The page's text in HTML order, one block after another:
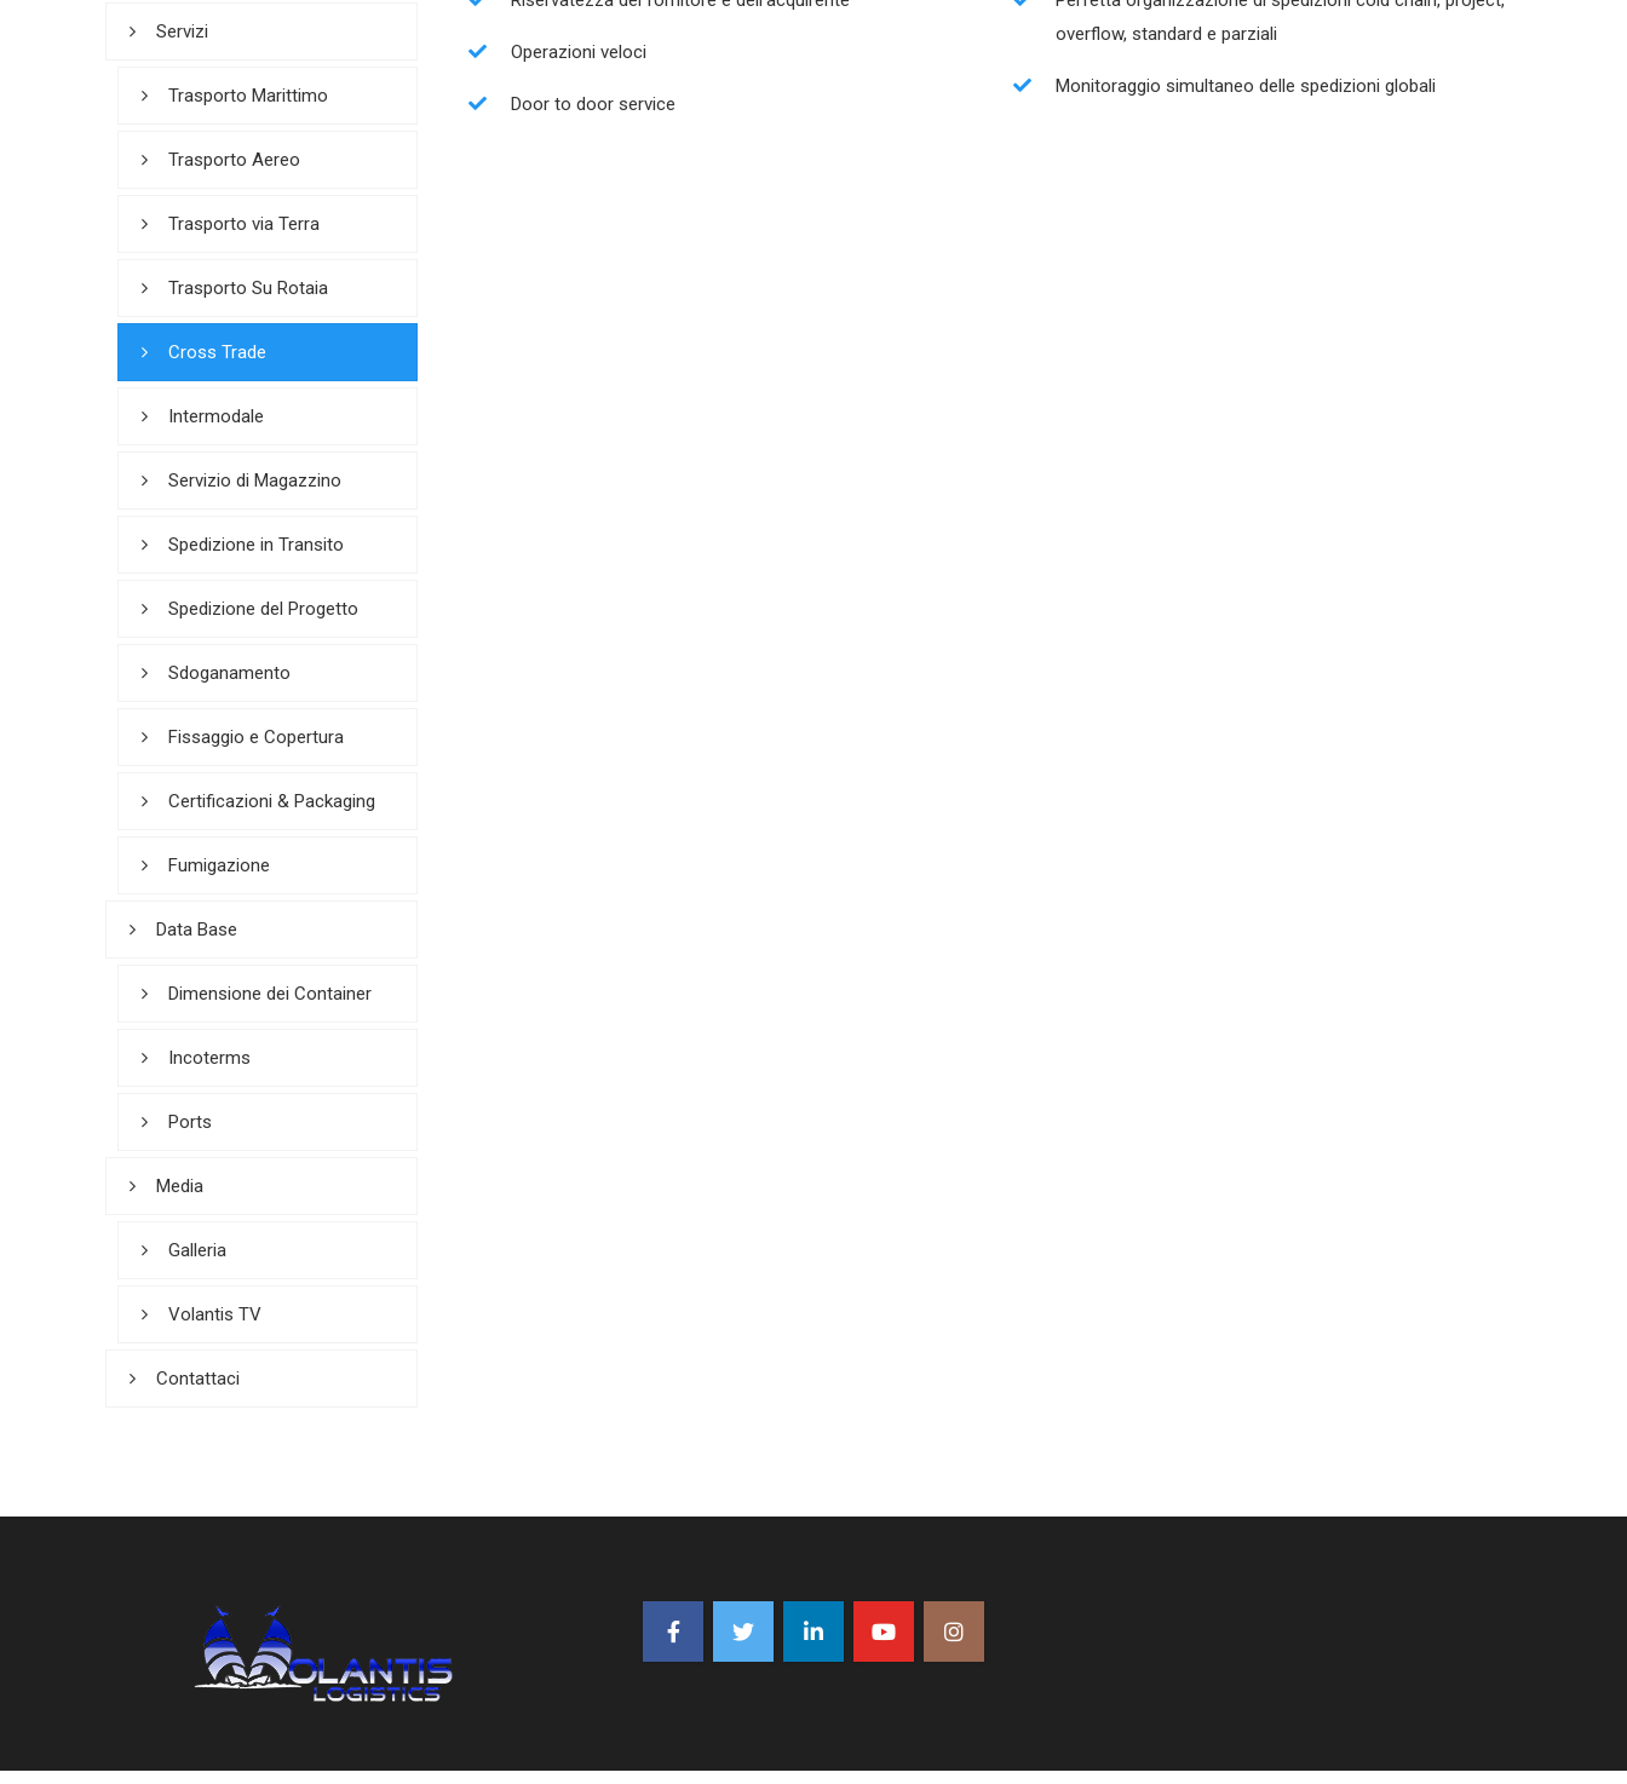
Operazioni veloci
Door to door service
overflow, standard e parziali
Monitoraggio simultaneo delle spedizioni globali
Servizi
Trasporto Marittimo
Trasporto Aereo
Trasporto via Terra
Trasporto Su Rotaia
Cross Trade
Intermodale
Servizio di Magazzino
Spedizione in Transito
Spedizione del Progetto
Sdoganamento
Fissaggio e Copertura
Certificazioni & Packaging
Fumigazione
Data Base
Dimensione dei Container
Incoterms
Ports
Media
Galleria
Volantis TV
Contattaci